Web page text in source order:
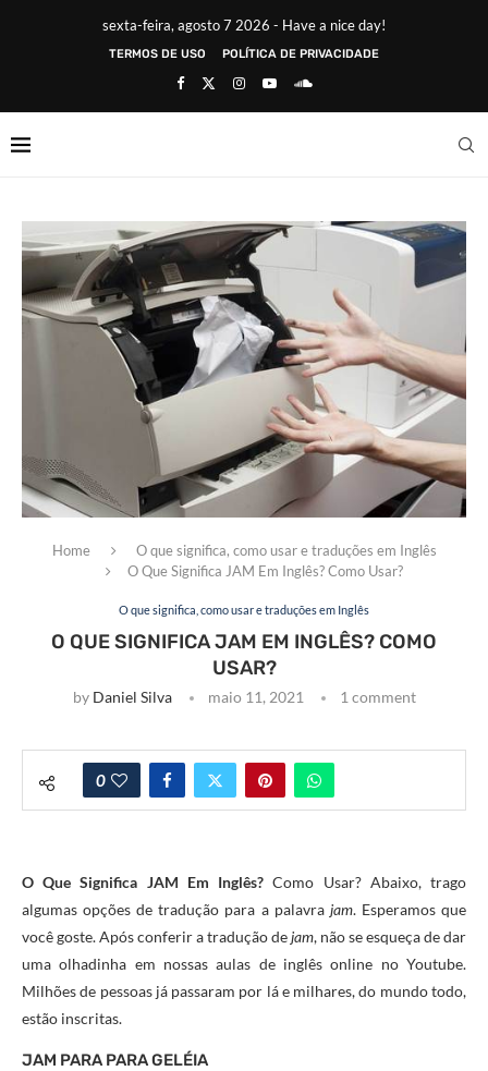
sexta-feira, agosto 7 2026 - Have a nice day!
TERMOS DE USO POLÍTICA DE PRIVACIDADE
Home
O que significa, como usar e traduções em Inglês
O Que Significa JAM Em Inglês? Como Usar?
O que significa, como usar e traduções em Inglês
O QUE SIGNIFICA JAM EM INGLÊS? COMO
USAR?
by Daniel Silva maio 11, 2021 1 comment
0
O Que Significa JAM Em Inglês? Como Usar? Abaixo, trago
algumas opções de tradução para a palavra jam. Esperamos que
você goste. Após conferir a tradução dejam, não se esqueça de dar
uma olhadinha em nossas aulas de inglês online no Youtube.
Milhões de pessoas já passaram por lá e milhares, do mundo todo,
estão inscritas.
JAM PARA PARA GELÉIA